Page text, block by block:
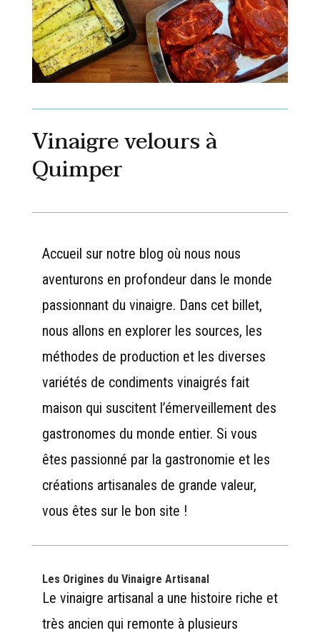
Vinaigre velours à
Quimper
Accueil sur notre blog où nous nous
aventurons en profondeur dans le monde
passionnant du vinaigre. Dans cet billet,
nous allons en explorer les sources, les
méthodes de production et les diverses
variétés de condiments vinaigrés fait
maison qui suscitent l’émerveillement des
gastronomes du monde entier. Si vous
êtes passionné par la gastronomie et les
créations artisanales de grande valeur,
vous êtes sur le bon site !
Les Origines du Vinaigre Artisanal
Le vinaigre artisanal a une histoire riche et
très ancien qui remonte à plusieurs